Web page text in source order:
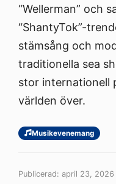
“Wellerman” och
“ShantyTok”-
stämsång och
traditionella sea
stor internationell
världen över.
Musikevenemang
Publicerad: april 23, 2026